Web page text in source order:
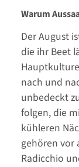
Warum
Der August
die ihr Beet
nach und
unbedeckt
folgen, die
kühleren
gehören vor
Radicchio